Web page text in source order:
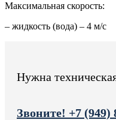
Максимальная скорость:
– жидкость (вода) – 4 м/с
Нужна
Звоните! +7 (949)